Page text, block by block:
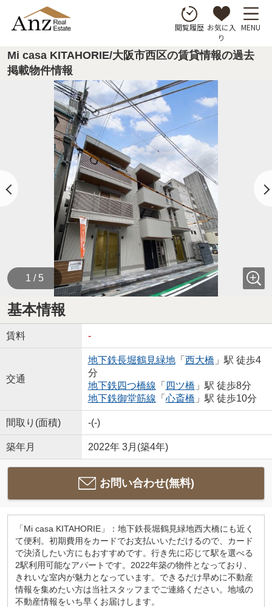
閲覧履歴 お気に入
り
MENU
Mi casa KITAHORIE/大阪市西区の賃貸情報の過去
掲載物件情報
1 / 5
基本情報
賃料 -
交通
地下鉄長堀鶴見緑地「 西大橋 」駅 徒歩4
分
地下鉄四つ橋線 「 四ツ橋 」駅 徒歩8分
地下鉄御堂筋線 「 心斎橋 」駅 徒歩10分
間取り(面積) -(-)
築年月 2022年 3月(築4年)
お問い合わせ(無料)
「Mi casa KITAHORIE」：地下鉄長堀鶴見緑地西大橋にも近く
て便利。初期費用をカードでお支払いいただけるので、カード
で決済したい方にもおすすめです。行き先に応じて駅を選べる
2駅利用可能なアパートです。2022年築の物件となっており、
きれいな室内が魅力となっています。できるだけ早めに不動産
情報を集めたい方は当社スタッフまでご連絡ください。地域の
不動産情報をいち早くお届けします。